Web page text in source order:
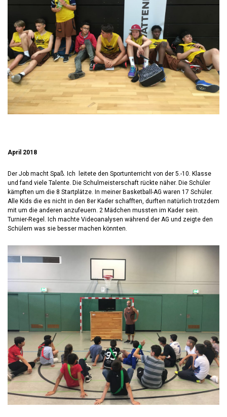
April 2018
Der Job macht Spaß. Ich leitete den Sportunterricht von der 5.-10. Klasse
und fand viele Talente. Die Schulmeisterschaft rückte näher. Die Schüler
kämpften um die 8 Startplätze. In meiner Basketball-AG waren 17 Schüler.
Alle Kids die es nicht in den 8er Kader schafften, durften natürlich trotzdem
mit um die anderen anzufeuern. 2 Mädchen mussten im Kader sein.
Turnier-Regel. Ich machte Videoanalysen während der AG und zeigte den
Schülern was sie besser machen könnten.